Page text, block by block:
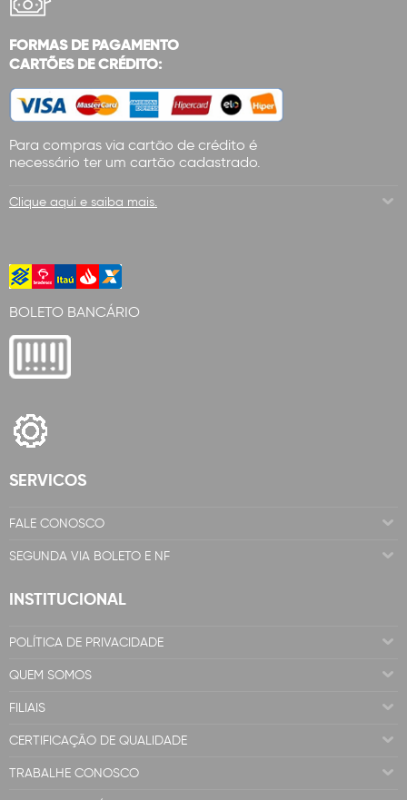
FORMAS DE PAGAMENTO
CARTÕES DE CRÉDITO:
Para compras via cartão de crédito é
necessário ter um cartão cadastrado.
Clique aqui e saiba mais.
BOLETO BANCÁRIO
SERVICOS
FALE CONOSCO
SEGUNDA VIA BOLETO E NF
INSTITUCIONAL
POLÍTICA DE PRIVACIDADE
QUEM SOMOS
FILIAIS
CERTIFICAÇÃO DE QUALIDADE
TRABALHE CONOSCO